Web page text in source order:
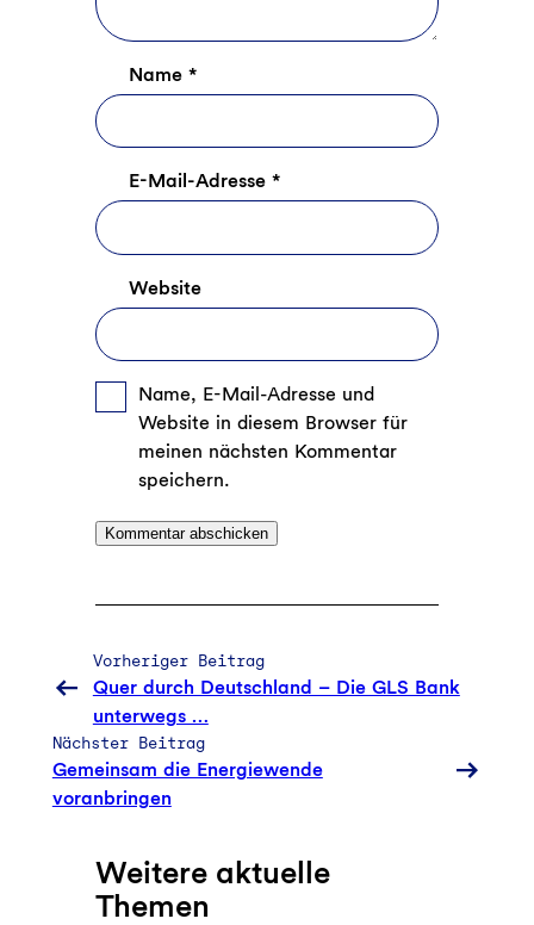
Name *
E-Mail-Adresse *
Website
Name, E-Mail-Adresse und
Website in diesem Browser für
meinen nächsten Kommentar
speichern.
Vorheriger Beitrag
Quer durch Deutschland – Die GLS Bank
unterwegs …
Nächster Beitrag
Gemeinsam die Energiewende
voranbringen
Weitere aktuelle
Themen